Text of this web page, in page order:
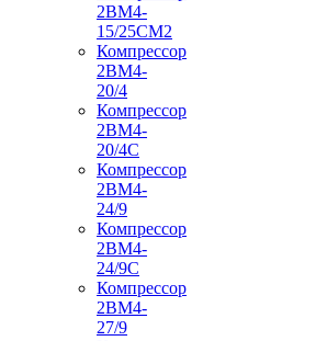
2ВМ4-
15/25СМ2
Компрессор
2ВМ4-
20/4
Компрессор
2ВМ4-
20/4С
Компрессор
2ВМ4-
24/9
Компрессор
2ВМ4-
24/9С
Компрессор
2ВМ4-
27/9